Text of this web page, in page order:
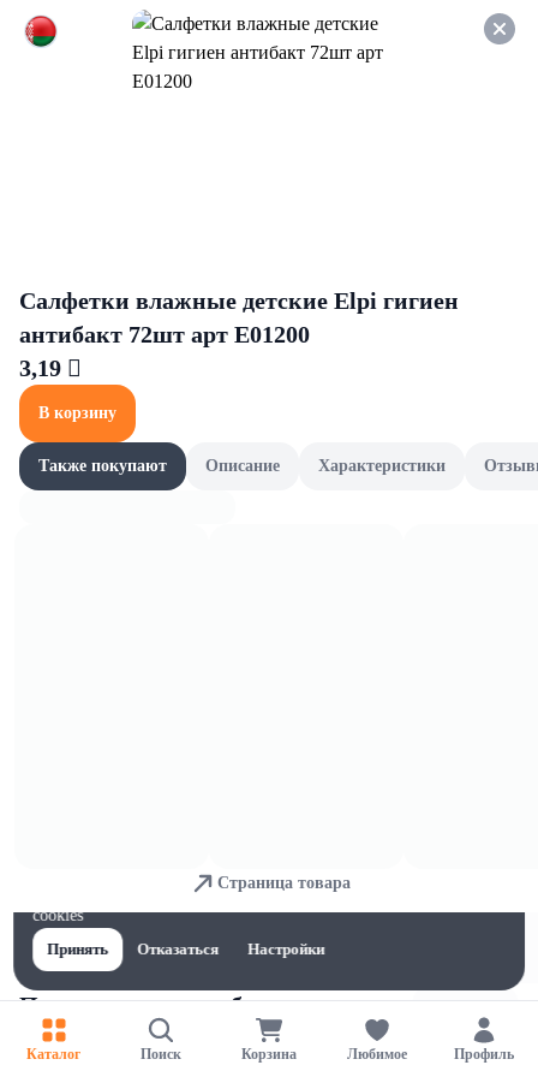
Оформляйте заказ НА
САМОВЫВОЗ и получайте
СКИДКУ 7%
Полукопченые колбасы
Каталог Поиск Корзина Любимое Профиль
Для обеспечения удобства пользователей сайта используются
cookies
Принять
Отказаться Настройки
Салфетки влажные детские Elpi гигиен
антибакт 72шт арт Е01200
3,19 
В корзину
Также покупают Описание Характеристики
Страница товара